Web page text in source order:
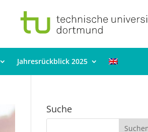
Jahresrückblick 2025
Suche